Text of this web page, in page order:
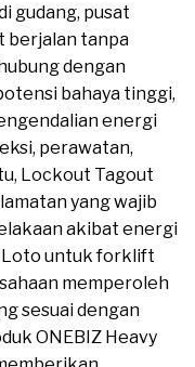
gudang, pusat
berjalan tanpa
dengan
bahaya tinggi,
energi
perawatan,
Lockout Tagout
yang wajib
akibat energi
Loto untuk forklift
memperoleh
sesuai dengan
ONEBIZ Heavy